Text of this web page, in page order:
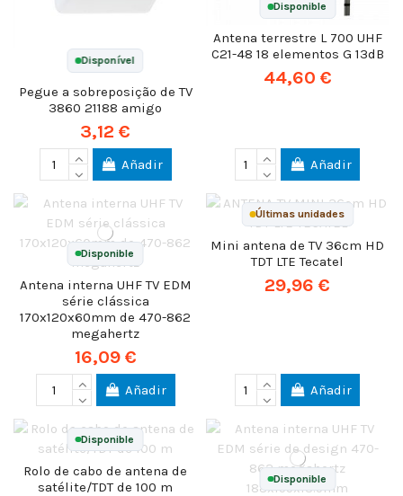
Disponível
Pegue a sobreposição de TV
3860 21188 amigo
3,12 €
Añadir
Disponible
Antena terrestre L 700 UHF
C21-48 18 elementos G 13dB
44,60 €
Añadir
Disponible
Antena interna UHF TV EDM
série clássica
170x120x60mm de 470-862
megahertz
16,09 €
Añadir
Últimas unidades
Mini antena de TV 36cm HD
TDT LTE Tecatel
29,96 €
Añadir
Disponible
Rolo de cabo de antena de
satélite/TDT de 100 m
Disponible